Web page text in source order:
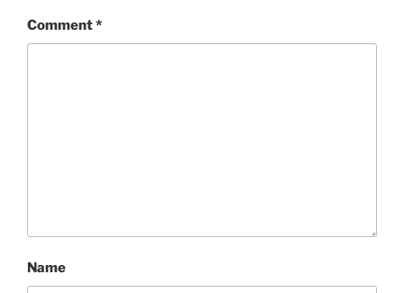
Comment*
Name